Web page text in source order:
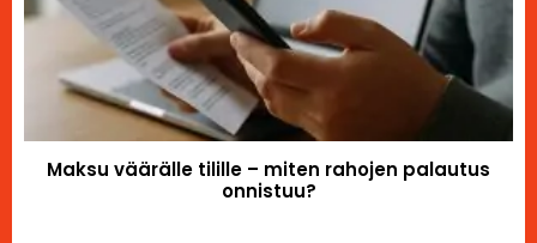
Maksu väärälle tilille – miten rahojen palautus
onnistuu?